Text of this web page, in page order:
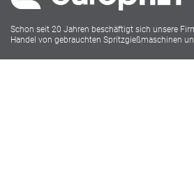
Schon seit 20 Jahren beschäftigt sich unsere
Handel von gebrauchten Spritzgießmaschinen